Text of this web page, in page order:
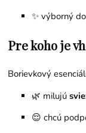
✨ výborný
Pre koho je
Borievkový
🌿 milujú
😌 chcú